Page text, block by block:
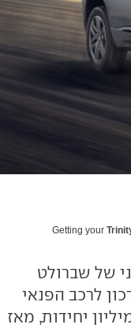
Getting your
השני של שברולט
לרכב הפנאי
עד כה בכ-1.3 מיליון יחידות, מאז